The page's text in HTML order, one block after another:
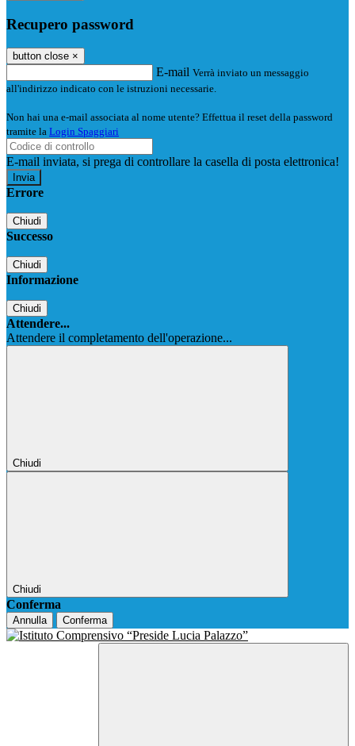
Recupero password
button close ×
E-mail Verrà inviato un messaggio
all'indirizzo indicato con le istruzioni necessarie.
Non hai una e-mail associata al nome utente? Effettua il reset della password
tramite la Login Spaggiari
E-mail inviata, si prega di controllare la casella di posta elettronica!
Errore
Chiudi
Successo
Chiudi
Informazione
Chiudi
Attendere...
Attendere il completamento dell'operazione...
Chiudi
Chiudi
Conferma
Annulla Conferma